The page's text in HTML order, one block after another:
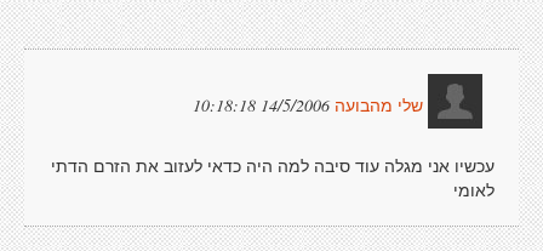
שלי מהבועה 14/5/2006 10:18:18
עכשיו אני מגלה עוד סיבה למה היה כדאי לעזוב את הזרם הדתי
לאומי